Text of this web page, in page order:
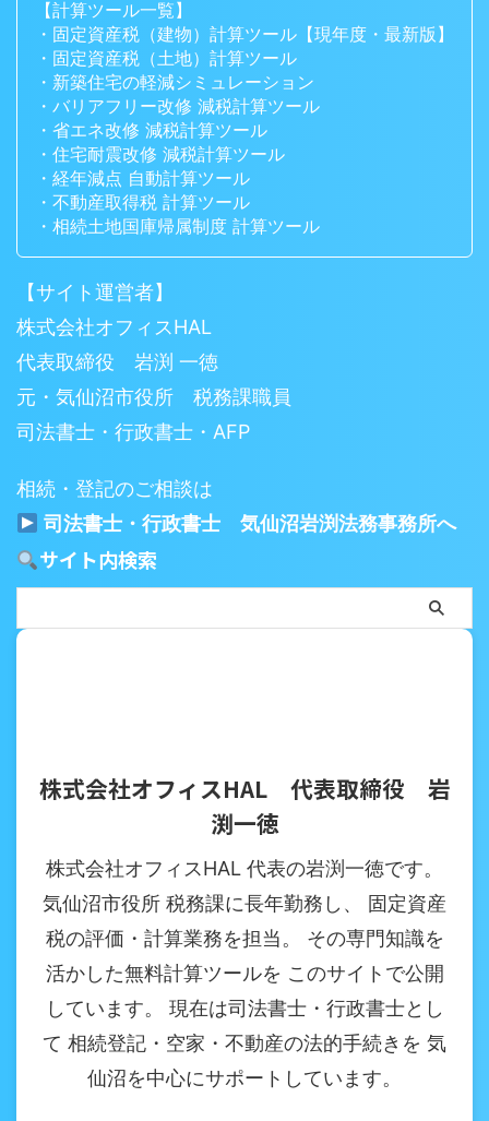
【計算ツール一覧】
・固定資産税（建物）計算ツール【現年度・最新版】
・固定資産税（土地）計算ツール
・新築住宅の軽減シミュレーション
・バリアフリー改修 減税計算ツール
・省エネ改修 減税計算ツール
・住宅耐震改修 減税計算ツール
・経年減点 自動計算ツール
・不動産取得税 計算ツール
・相続土地国庫帰属制度 計算ツール
【サイト運営者】
株式会社オフィスHAL
代表取締役 岩渕 一徳
元・気仙沼市役所 税務課職員
司法書士・行政書士・AFP
相続・登記のご相談は
司法書士・行政書士 気仙沼岩渕法務事務所へ
サイト内検索
株式会社オフィスHAL 代表取締役 岩
渕一徳
株式会社オフィスHAL 代表の岩渕一徳です。
気仙沼市役所 税務課に長年勤務し、 固定資産
税の評価・計算業務を担当。 その専門知識を
活かした無料計算ツールを このサイトで公開
しています。 現在は司法書士・行政書士とし
て 相続登記・空家・不動産の法的手続きを 気
仙沼を中心にサポートしています。